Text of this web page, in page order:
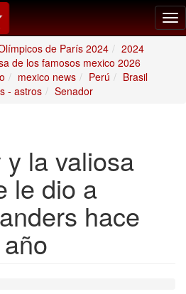
de París 2024
2024
de los famosos mexico 2026
mexico news Perú
Brasil
- astros
Senador
la valiosa
le dio a
hace